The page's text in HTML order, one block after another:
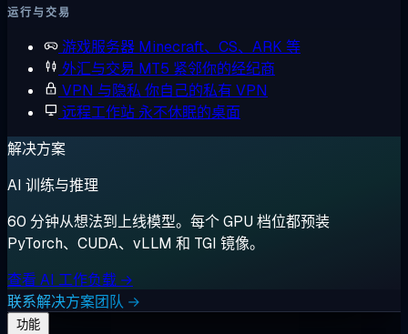
运行与交易
游戏服务器 Minecraft、CS、ARK 等
外汇与交易 MT5 紧邻你的经纪商
VPN 与隐私 你自己的私有 VPN
远程工作站 永不休眠的桌面
解决方案
AI 训练与推理
60 分钟从想法到上线模型。每个 GPU 档位都预装
PyTorch、CUDA、vLLM 和 TGI 镜像。
查看 AI 工作负载 →
联系解决方案团队 →